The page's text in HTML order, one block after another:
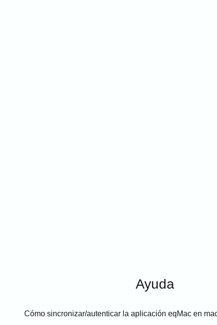
Ayuda
Cómo sincronizar/autenticar la aplicación eqMac en